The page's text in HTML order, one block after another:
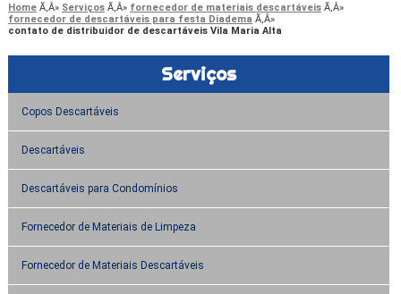
Home Serviços
fornecedor de materiais descartáveis
fornecedor de descartáveis para festa Diadema
contato de distribuidor de descartáveis Vila Maria Alta
Serviços
Copos Descartáveis
Descartáveis
Descartáveis para Condomínios
Fornecedor de Materiais de Limpeza
Fornecedor de Materiais Descartáveis